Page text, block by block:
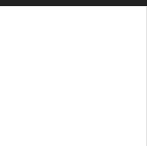
ター、追加プロダクション：